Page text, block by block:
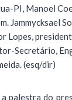
PI, Manoel
Jammycksael
Lopes,
Secretário,
(esq/dir)
palestra do